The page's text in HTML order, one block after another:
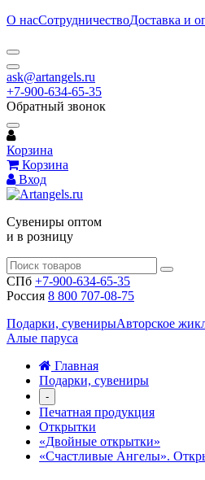
О насСотрудничествоДоставка и
ask@artangels.ru
+7-900-634-65-35
Обратный звонок
Корзина
Корзина
Вход
Сувениры оптом
и в розницу
СПб +7-900-634-65-35
Россия 8 800 707-08-75
Подарки, сувенирыАвторское
Алые паруса
Главная
Подарки, сувениры
-
Печатная продукция
Открытки
«Двойные открытки»
«Счастливые Ангелы».